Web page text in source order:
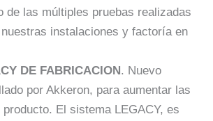
de las múltiples pruebas realizadas
instalaciones y factoría en
DE FABRICACION. Nuevo
por Akkeron, para aumentar las
El sistema LEGACY, es